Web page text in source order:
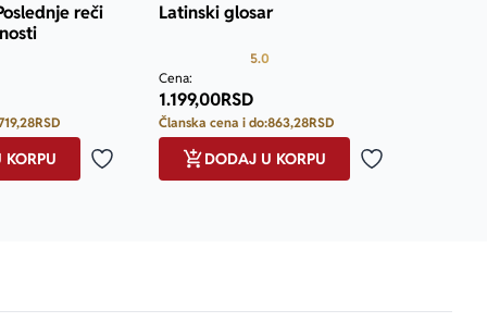
reči
RSD
Dodaj u omiljene
Latinski glosar
5.0
Cena:
1.199,00RSD
Članska cena i do:863,28RSD
Dodaj u
DODAJ U KORPU